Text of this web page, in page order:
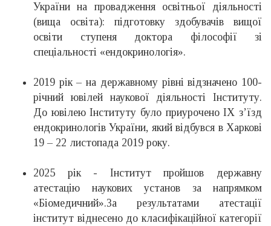
України на провадження освітньої діяльності
(вища освіта): підготовку здобувачів вищої
освіти ступеня доктора філософії зі
спеціальності «ендокринологія».
2019 рік – на державному рівні відзначено 100-
річний ювілей наукової діяльності Інституту.
До ювілею Інституту було приурочено ІХ з’їзд
ендокринологів України, який відбувся в Харкові
19 – 22 листопада 2019 року.
2025 рік - Інститут пройшов державну
атестацію наукових установ за напрямком
«Біомедичний».За результатами атестації
інститут віднесено до класифікаційної категорії